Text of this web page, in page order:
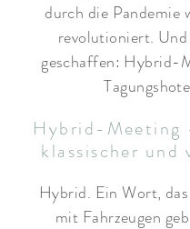
durch die Pandemie
revolutioniert. Und
geschaffen: Hybrid-
Hybrid-Meeting
klassischer und
Hybrid. Ein Wort,
mit Fahrzeugen